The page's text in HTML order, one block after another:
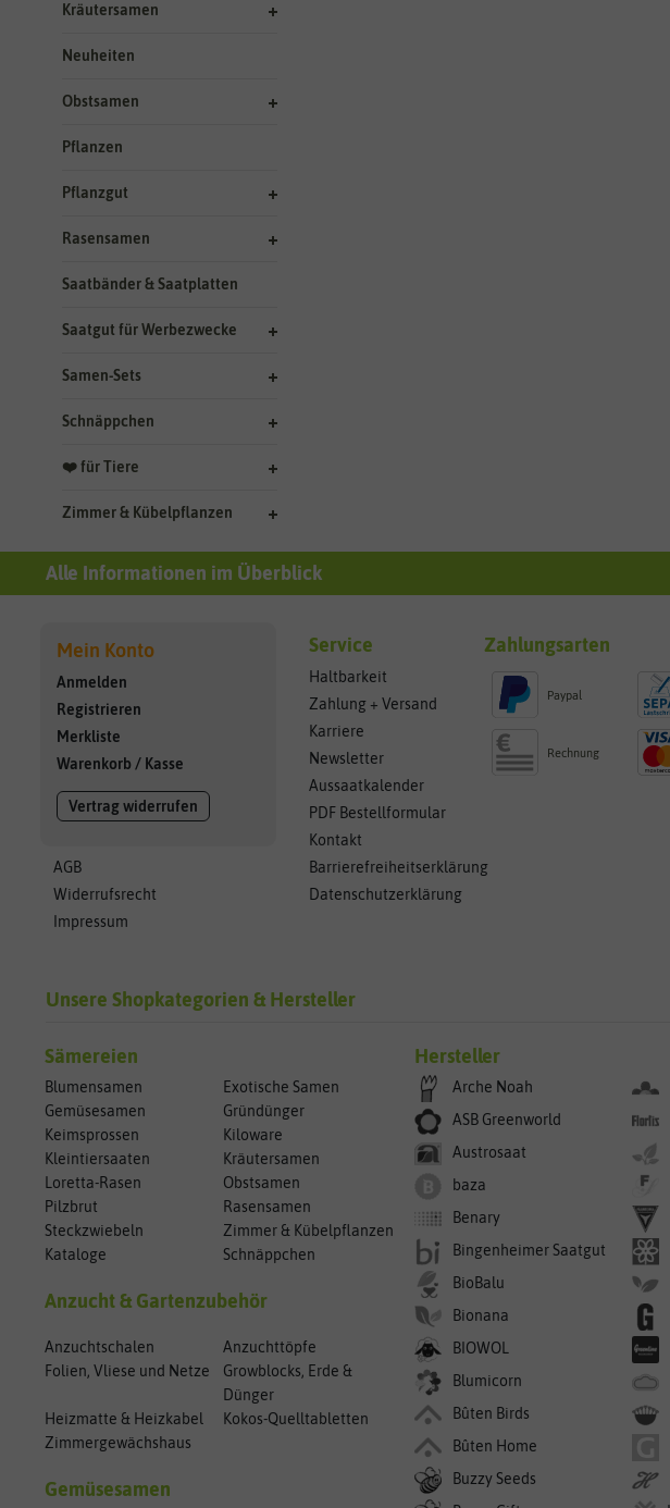
Kräutersamen
Neuheiten
Obstsamen
Pflanzen
Pflanzgut
Rasensamen
Saatbänder & Saatplatten
Saatgut für Werbezwecke
Samen-Sets
Schnäppchen
❤️ für Tiere
Zimmer & Kübelpflanzen
Alle Informationen im Überblick
Mein Konto
Anmelden
Registrieren
Merkliste
Warenkorb / Kasse
Vertrag widerrufen
AGB
Widerrufsrecht
Impressum
Service
Haltbarkeit
Zahlung + Versand
Karriere
Newsletter
Aussaatkalender
PDF Bestellformular
Kontakt
Barrierefreiheitserklärung
Datenschutzerklärung
Zahlungsarten
Paypal
Rechnung
Unsere Shopkategorien & Hersteller
Sämereien
Blumensamen
Exotische Samen
Gemüsesamen
Gründünger
Keimsprossen
Kiloware
Kleintiersaaten
Kräutersamen
Loretta-Rasen
Obstsamen
Pilzbrut
Rasensamen
Steckzwiebeln
Zimmer & Kübelpflanzen
Kataloge
Schnäppchen
Anzucht & Gartenzubehör
Anzuchtschalen
Anzuchttöpfe
Folien, Vliese und Netze
Growblocks, Erde &
Dünger
Heizmatte & Heizkabel
Kokos-Quelltabletten
Zimmergewächshaus
Gemüsesamen
Hersteller
Arche Noah
ASB Greenworld
Austrosaat
baza
Benary
Bingenheimer Saatgut
BioBalu
Bionana
BIOWOL
Blumicorn
Bûten Birds
Bûten Home
Buzzy Seeds